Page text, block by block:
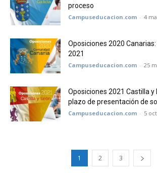
proceso
Campuseducacion.com - 4
Oposiciones 2020
2021
Campuseducacion.com - 25
Oposiciones 2021 Castilla y
plazo de presentación de
Campuseducacion.com - 5
1 2 3